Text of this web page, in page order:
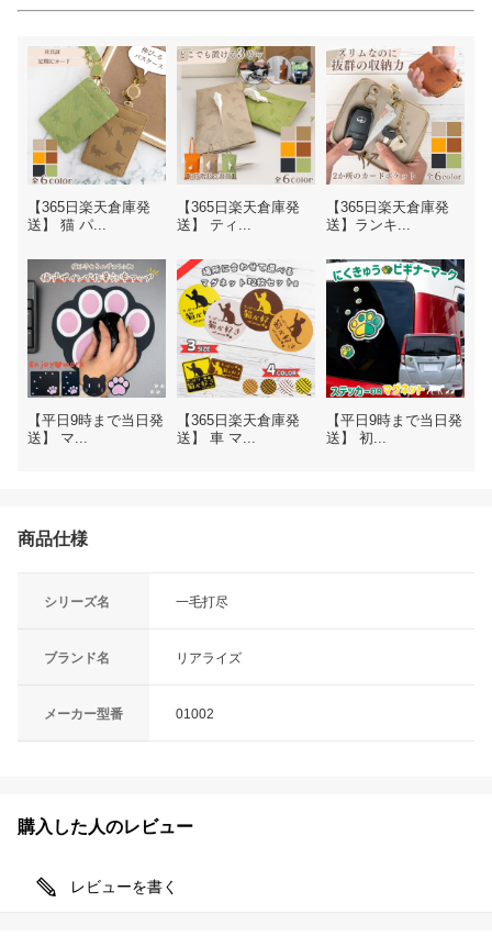
【365日楽天倉庫発
送】 猫 パ...
【365日楽天倉庫発
送】 ティ...
【365日楽天倉庫発
送】ランキ...
【平日9時まで当日発
送】 マ...
【365日楽天倉庫発
送】 車 マ...
【平日9時まで当日発
送】 初...
商品仕様
シリーズ名 一毛打尽
ブランド名 リアライズ
メーカー型番 01002
購入した人のレビュー
レビューを書く